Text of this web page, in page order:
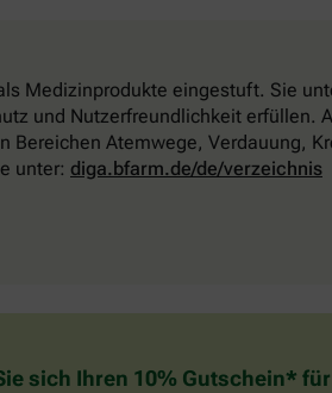
Medizinprodukte eingestuft. Sie
und Nutzerfreundlichkeit erfüllen.
Atemwege, Verdauung,
unter: diga.bfarm.de/de/verzeichnis
sich Ihren 10% Gutschein*